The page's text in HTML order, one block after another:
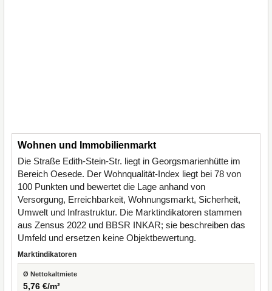
Wohnen und Immobilienmarkt
Die Straße Edith-Stein-Str. liegt in Georgsmarienhütte im
Bereich Oesede. Der Wohnqualität-Index liegt bei 78 von
100 Punkten und bewertet die Lage anhand von
Versorgung, Erreichbarkeit, Wohnungsmarkt, Sicherheit,
Umwelt und Infrastruktur. Die Marktindikatoren stammen
aus Zensus 2022 und BBSR INKAR; sie beschreiben das
Umfeld und ersetzen keine Objektbewertung.
Marktindikatoren
Ø Nettokaltmiete
5,76 €/m²